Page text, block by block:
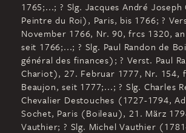
1765;...; ? Slg. Jacques André
Peintre du Roi), Paris, bis 1766; ?
November 1766, Nr. 90, frcs 1320, an
seit 1766;...; ? Slg. Paul Randon de
général des finances); ? Verst. Paul
Chariot), 27. Februar 1777, Nr. 154,
Beaujon, seit 1777;...; ? Slg. Charles
Chevalier Destouches (1727-1794,
Sochet, Paris (Boileau), 21. März
Vauthier; ? Slg. Michel Vauthier